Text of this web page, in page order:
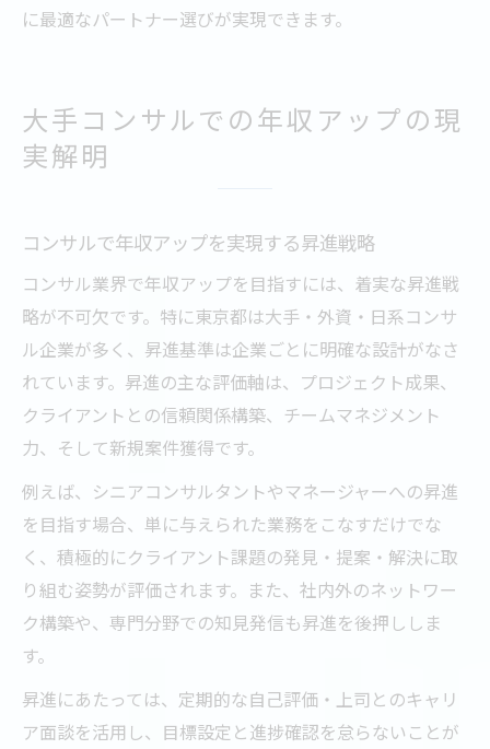
に最適なパートナー選びが実現できます。
大手コンサルでの年収アップの現
実解明
コンサルで年収アップを実現する昇進戦略
コンサル業界で年収アップを目指すには、着実な昇進戦
略が不可欠です。特に東京都は大手・外資・日系コンサ
ル企業が多く、昇進基準は企業ごとに明確な設計がなさ
れています。昇進の主な評価軸は、プロジェクト成果、
クライアントとの信頼関係構築、チームマネジメント
力、そして新規案件獲得です。
例えば、シニアコンサルタントやマネージャーへの昇進
を目指す場合、単に与えられた業務をこなすだけでな
く、積極的にクライアント課題の発見・提案・解決に取
り組む姿勢が評価されます。また、社内外のネットワー
ク構築や、専門分野での知見発信も昇進を後押ししま
す。
昇進にあたっては、定期的な自己評価・上司とのキャリ
ア面談を活用し、目標設定と進捗確認を怠らないことが